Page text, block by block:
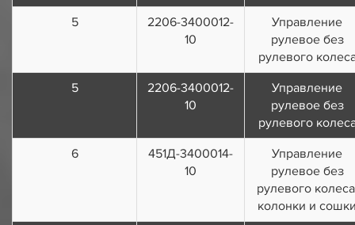
5
2206-3400012-
10
Управление
рулевое без
рулевого
5
2206-3400012-
10
Управление
рулевое без
рулевого
6
451Д-3400014-
10
Управление
рулевое без
рулевого
колонки и